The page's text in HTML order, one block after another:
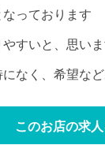
っております
すいと、思い
なく、希望な
このお店の求